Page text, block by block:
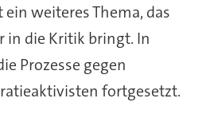
weiteres Thema, das
in die Kritik bringt. In
Prozesse gegen
fortgesetzt.